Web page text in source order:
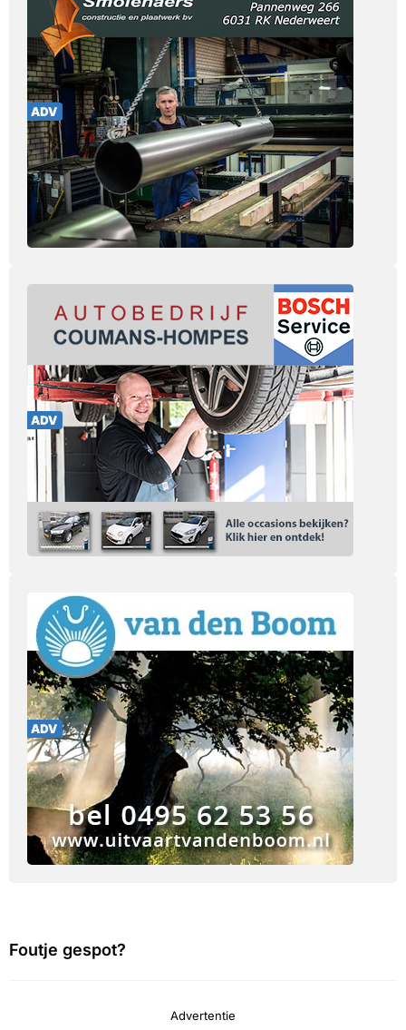
Foutje gespot?
Advertentie